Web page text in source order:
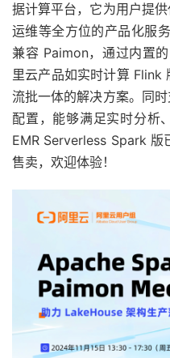
据计算平台，它为用户提
运维等全方位的产品化服
兼容 Paimon，通过内置
里云产品如实时计算 Flink
流批一体的解决方案。同
配置，能够满足实时分析
EMR Serverless Spark
售卖，欢迎体验！